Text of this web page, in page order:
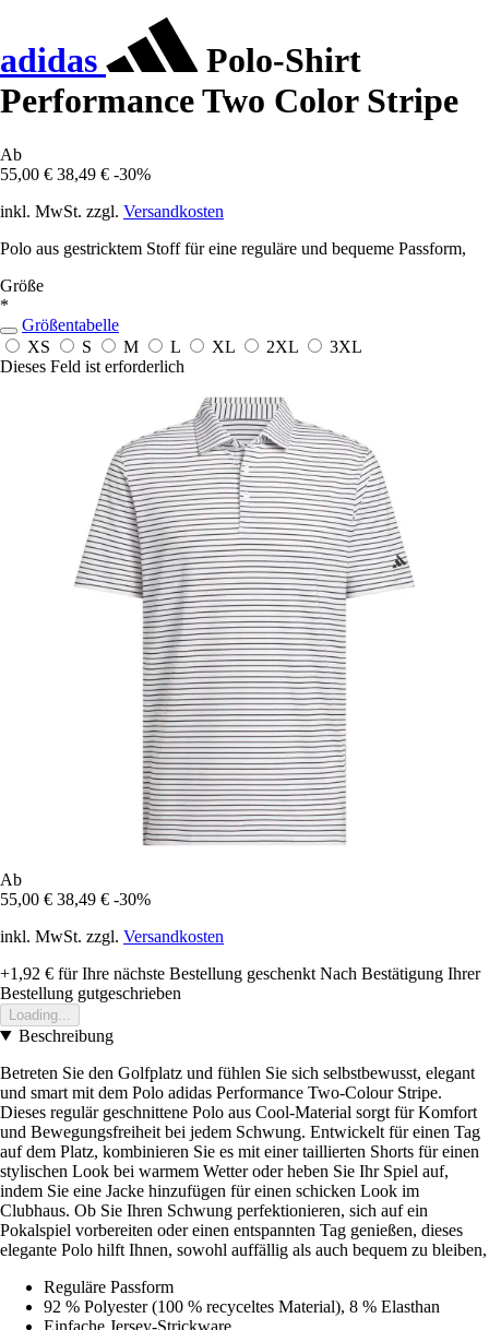
adidas
Polo-Shirt
Performance Two Color Stripe
Ab
55,00 € 38,49 € -30%
inkl. MwSt. zzgl. Versandkosten
Polo aus gestricktem Stoff für eine reguläre und bequeme Passform,
Größe
*
Größentabelle
XS
S M L XL 2XL
3XL
Dieses Feld ist erforderlich
Ab
55,00 € 38,49 € -30%
inkl. MwSt. zzgl. Versandkosten
+1,92 € für Ihre nächste Bestellung geschenkt Nach Bestätigung Ihrer
Bestellung gutgeschrieben
Loading...
Beschreibung
Betreten Sie den Golfplatz und fühlen Sie sich selbstbewusst, elegant
und smart mit dem Polo adidas Performance Two-Colour Stripe.
Dieses regulär geschnittene Polo aus Cool-Material sorgt für Komfort
und Bewegungsfreiheit bei jedem Schwung. Entwickelt für einen Tag
auf dem Platz, kombinieren Sie es mit einer taillierten Shorts für einen
stylischen Look bei warmem Wetter oder heben Sie Ihr Spiel auf,
indem Sie eine Jacke hinzufügen für einen schicken Look im
Clubhaus. Ob Sie Ihren Schwung perfektionieren, sich auf ein
Pokalspiel vorbereiten oder einen entspannten Tag genießen, dieses
elegante Polo hilft Ihnen, sowohl auffällig als auch bequem zu bleiben,
Reguläre Passform
92 % Polyester (100 % recyceltes Material), 8 % Elasthan
Einfache Jersey-Strickware